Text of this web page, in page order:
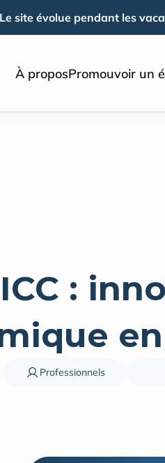
À proposPromouvoir un
:
Professionnels
Le site évolue pendant les